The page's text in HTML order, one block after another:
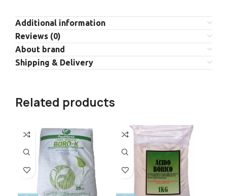
Additional information
Reviews (0)
About brand
Shipping & Delivery
Related products